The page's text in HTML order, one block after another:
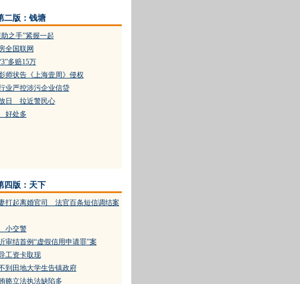
二版：钱塘
之手”紧握一起
全国联网
多赔15万
师状告《上海壹周》侵权
业严控涉污企业信贷
日 拉近警民心
好处多
四版：天下
打起离婚官司 法官百条短信调结案
小交警
审结首例“虚假信用申请罪”案
工资卡取现
到田地大学生告镇政府
赂立法执法缺陷多